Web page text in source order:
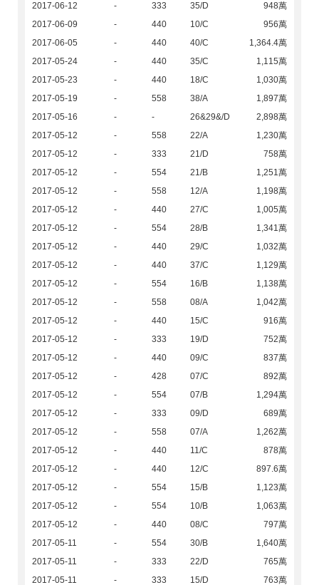
2017-06-12
- 333 35/D
948萬
2017-06-09
- 440 10/C
956萬
2017-06-05
- 440 40/C
1,364.4萬
2017-05-24
- 440 35/C
1,115萬
2017-05-23
- 440 18/C
1,030萬
2017-05-19
- 558 38/A
1,897萬
2017-05-16
- - 26&29&/D
2,898萬
2017-05-12
- 558 22/A
1,230萬
2017-05-12
- 333 21/D
758萬
2017-05-12
- 554 21/B
1,251萬
2017-05-12
- 558 12/A
1,198萬
2017-05-12
- 440 27/C
1,005萬
2017-05-12
- 554 28/B
1,341萬
2017-05-12
- 440 29/C
1,032萬
2017-05-12
- 440 37/C
1,129萬
2017-05-12
- 554 16/B
1,138萬
2017-05-12
- 558 08/A
1,042萬
2017-05-12
- 440 15/C
916萬
2017-05-12
- 333 19/D
752萬
2017-05-12
- 440 09/C
837萬
2017-05-12
- 428 07/C
892萬
2017-05-12
- 554 07/B
1,294萬
2017-05-12
- 333 09/D
689萬
2017-05-12
- 558 07/A
1,262萬
2017-05-12
- 440 11/C
878萬
2017-05-12
- 440 12/C
897.6萬
2017-05-12
- 554 15/B
1,123萬
2017-05-12
- 554 10/B
1,063萬
2017-05-12
- 440 08/C
797萬
2017-05-11
- 554 30/B
1,640萬
2017-05-11
- 333 22/D
765萬
2017-05-11
- 333 15/D
763萬